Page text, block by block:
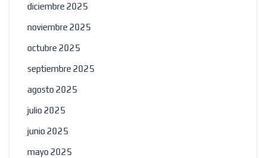
diciembre 2025
noviembre 2025
octubre 2025
septiembre 2025
agosto 2025
julio 2025
junio 2025
mayo 2025